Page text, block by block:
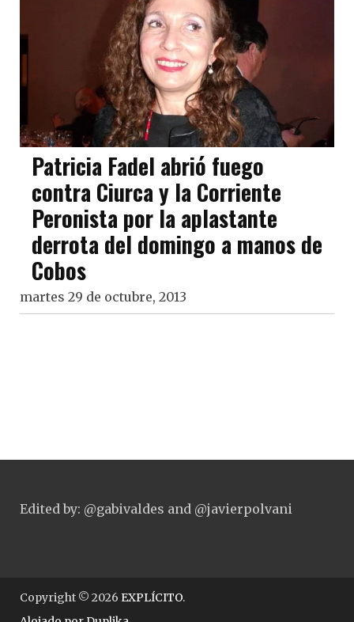
Patricia Fadel abrió fuego
contra Ciurca y la Corriente
Peronista por la aplastante
derrota del domingo a manos de
Cobos
martes 29 de octubre, 2013
Edited by: @gabivaldes and @javierpolvani
Copyright © 2026 EXPLÍCITO.